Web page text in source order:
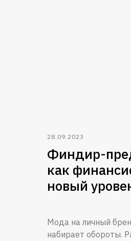
28.09.2023
Финдир-
как
новый
Мода на личный
набирает обороты.